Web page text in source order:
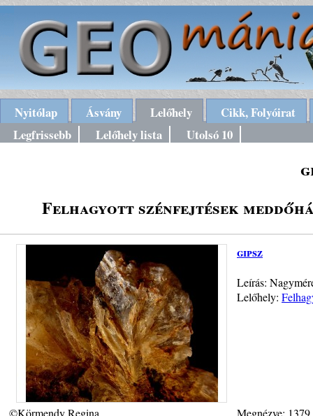
Nyitólap Ásvány Lelőhely
Cikk, Folyóirat
Legfrissebb
Lelőhely lista Utolsó 10
Felhagyott szénfejtések
gipsz
Leírás:
Lelőhely:
©Körmendy Regina Megnézve: